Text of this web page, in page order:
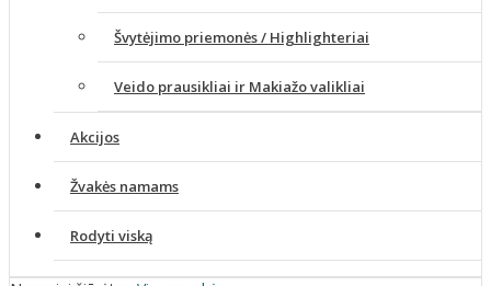
Švytėjimo priemonės / Highlighteriai
Veido prausikliai ir Makiažo valikliai
Akcijos
Žvakės namams
Rodyti viską